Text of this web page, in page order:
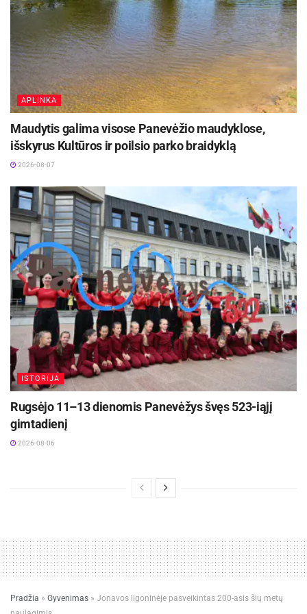
pasirūpinti, kad miesto upės ir jų pakrantės būtų
švaresnės, jaukesnės ir patrauklesnės visiems.
Šaltinis: Panevėžio miesto savivaldybė
Žymos: Panevėžio miesto savivaldybė
APLINKA
Maudytis galima visose Panevėžio maudyklose,
išskyrus Kultūros ir poilsio parko braidyklą
2026-08-07
ISTORIJA
Rugsėjo 11–13 dienomis Panevėžys švęs 523-iąjį
gimtadienį
2026-08-06
Pradžia » Gyvenimas » Jonavos ligoninėje pasveikintas 200-asis šių metų